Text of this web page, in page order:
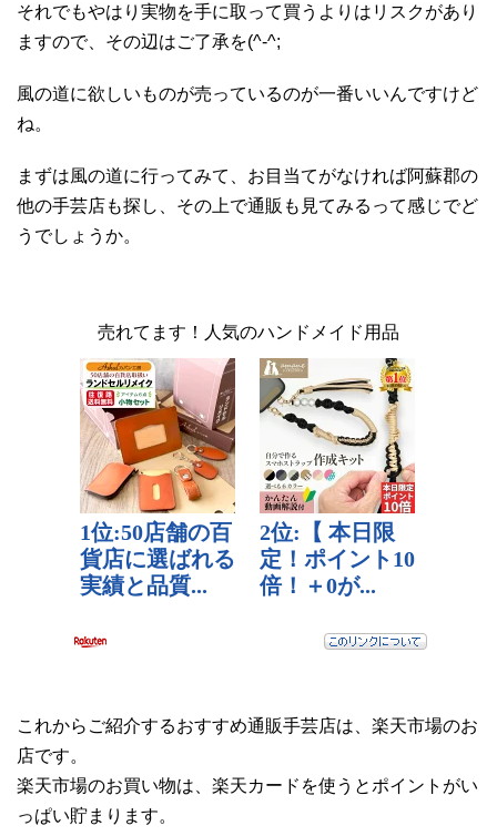
それでもやはり実物を手に取って買うよりはリスクがあり
ますので、その辺はご了承を(^-^;
風の道に欲しいものが売っているのが一番いいんですけど
ね。
まずは風の道に行ってみて、お目当てがなければ阿蘇郡の
他の手芸店も探し、その上で通販も見てみるって感じでど
うでしょうか。
売れてます！人気のハンドメイド用品
これからご紹介するおすすめ通販手芸店は、楽天市場のお
店です。
楽天市場のお買い物は、楽天カードを使うとポイントがい
っぱい貯まります。